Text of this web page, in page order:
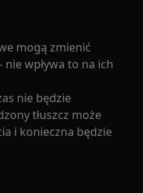
mogą zmienić
wpływa to na ich
nie będzie
tłuszcz może
i konieczna będzie